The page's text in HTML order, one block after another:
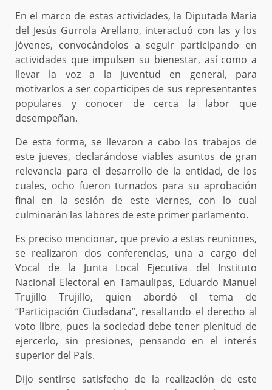
En el marco de estas actividades, la Diputada María
del Jesús Gurrola Arellano, interactuó con las y los
jóvenes, convocándolos a seguir participando en
actividades que impulsen su bienestar, así como a
llevar la voz a la juventud en general, para
motivarlos a ser coparticipes de sus representantes
populares y conocer de cerca la labor que
desempeñan.
De esta forma, se llevaron a cabo los trabajos de
este jueves, declarándose viables asuntos de gran
relevancia para el desarrollo de la entidad, de los
cuales, ocho fueron turnados para su aprobación
final en la sesión de este viernes, con lo cual
culminarán las labores de este primer parlamento.
Es preciso mencionar, que previo a estas reuniones,
se realizaron dos conferencias, una a cargo del
Vocal de la Junta Local Ejecutiva del Instituto
Nacional Electoral en Tamaulipas, Eduardo Manuel
Trujillo Trujillo, quien abordó el tema de
“Participación Ciudadana”, resaltando el derecho al
voto libre, pues la sociedad debe tener plenitud de
ejercerlo, sin presiones, pensando en el interés
superior del País.
Dijo sentirse satisfecho de la realización de este